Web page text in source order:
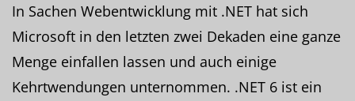
In Sachen Webentwicklung mit .NET hat sich
Microsoft in den letzten zwei Dekaden eine ganze
Menge einfallen lassen und auch einige
Kehrtwendungen unternommen. .NET 6 ist ein